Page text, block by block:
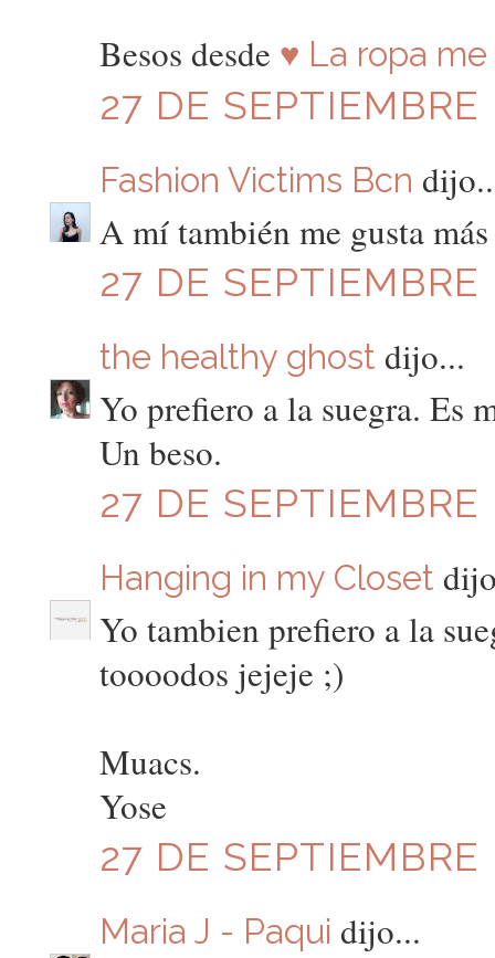
Besos desde ♥ La ropa
27 DE SEPTIEMBRE
Fashion Victims Bcn
A mí también me gusta
27 DE
the healthy ghost dijo...
Yo prefiero a la suegra. Es
Un beso.
27 DE
Hanging in my Closet
Yo tambien prefiero a la
toooodos jejeje ;)
Muacs.
Yose
27 DE SEPTIEMBRE
Maria J - Paqui dijo...